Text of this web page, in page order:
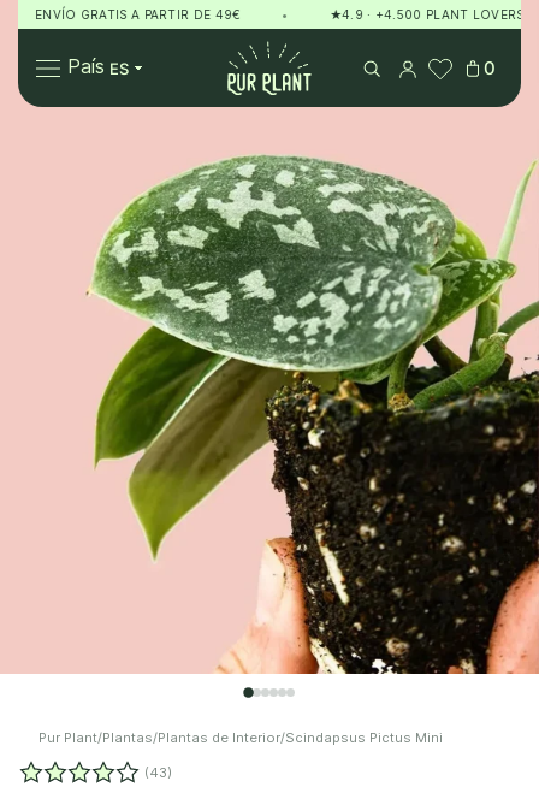
ENVÍO GRATIS A PARTIR DE 49€ ★4.9 · +4.500 PLANT LOVERS
País
Pur Plant
0
RegalosSobre Pur Plant
Pur Plant/Plantas/Plantas de Interior/Scindapsus Pictus Mini
(43)